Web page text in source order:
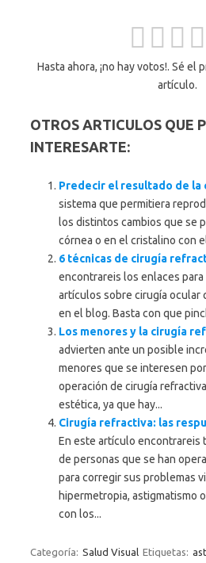
Hasta ahora, ¡no hay votos!. Sé el
artículo.
OTROS ARTICULOS QUE
INTERESARTE:
Predecir el resultado de
sistema que permitiera
los distintos cambios que se
córnea o en el cristalino con
6 técnicas de cirugía
encontrareis los enlaces
artículos sobre cirugía ocular
en el blog. Basta con que
Los menores y la cirugía
advierten ante un posible
menores que se interesen
operación de cirugía
estética, ya que hay...
Cirugía refractiva: las
En este artículo encontrareis
de personas que se han
para corregir sus problemas
hipermetropia, astigmatismo
con los...
Categoría: Salud Visual Etiquetas: